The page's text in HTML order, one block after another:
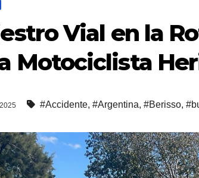
Vial en la
Motociclista
#Accidente, #Argentina, #Berisso,